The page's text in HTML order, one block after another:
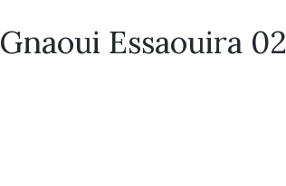
Gnaoui Essaouira 02